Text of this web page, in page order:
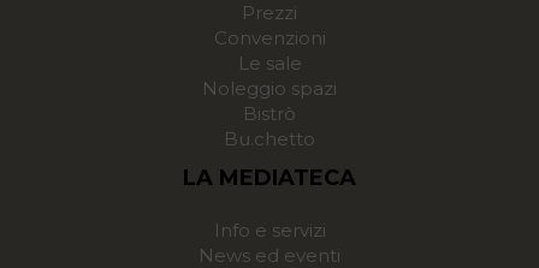
Prezzi
Convenzioni
Le sale
Noleggio spazi
Bistrò
Bu.chetto
LA MEDIATECA
Info e servizi
News ed eventi